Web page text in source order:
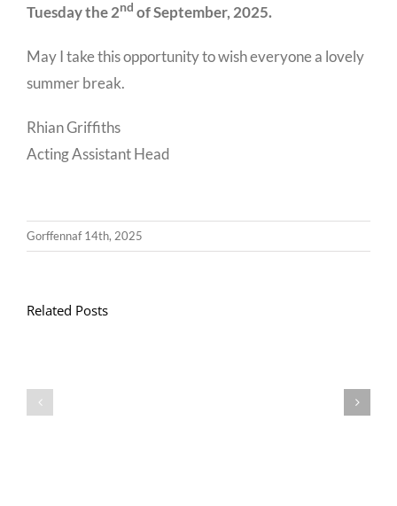
Tuesday the 2nd of September, 2025.
May I take this opportunity to wish everyone a lovely
summer break.
Rhian Griffiths
Acting Assistant Head
Gorffennaf 14th, 2025
Related Posts